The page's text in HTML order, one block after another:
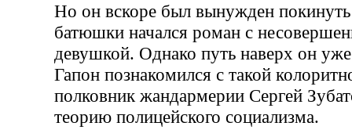
Но он вскоре был вынужден
батюшки начался роман с
девушкой. Однако путь наверх он
Гапон познакомился с такой
полковник жандармерии Сергей
теорию полицейского социализма.